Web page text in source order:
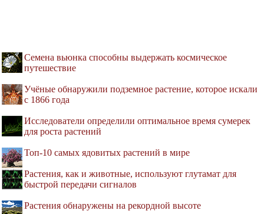
Семена вьюнка способны выдержать космическое
путешествие
Учёные обнаружили подземное растение, которое искали
с 1866 года
Исследователи определили оптимальное время сумерек
для роста растений
Топ-10 самых ядовитых растений в мире
Растения, как и животные, используют глутамат для
быстрой передачи сигналов
Растения обнаружены на рекордной высоте